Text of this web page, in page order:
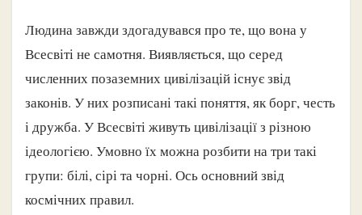
Людина завжди здогадувався про те, що вона у
Всесвіті не самотня. Виявляється, що серед
численних позаземних цивілізацій існує звід
законів. У них розписані такі поняття, як борг, честь
і дружба. У Всесвіті живуть цивілізації з різною
ідеологією. Умовно їх можна розбити на три такі
групи: білі, сірі та чорні. Ось основний звід
космічних правил.